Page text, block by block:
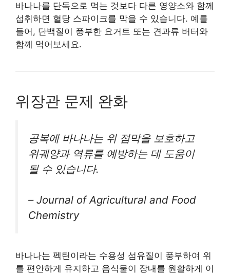
바나나를 단독으로 먹는 것보다 다른 영양소와 함께
섭취하면 혈당 스파이크를 막을 수 있습니다. 예를
들어, 단백질이 풍부한 요거트 또는 견과류 버터와
함께 먹어보세요.
위장관 문제 완화
공복에 바나나는 위 점막을 보호하고
위궤양과 역류를 예방하는 데 도움이
될 수 있습니다.
– Journal of Agricultural and Food
Chemistry
바나나는 펙틴이라는 수용성 섬유질이 풍부하여 위
를 편안하게 유지하고 음식물이 장내를 원활하게 이